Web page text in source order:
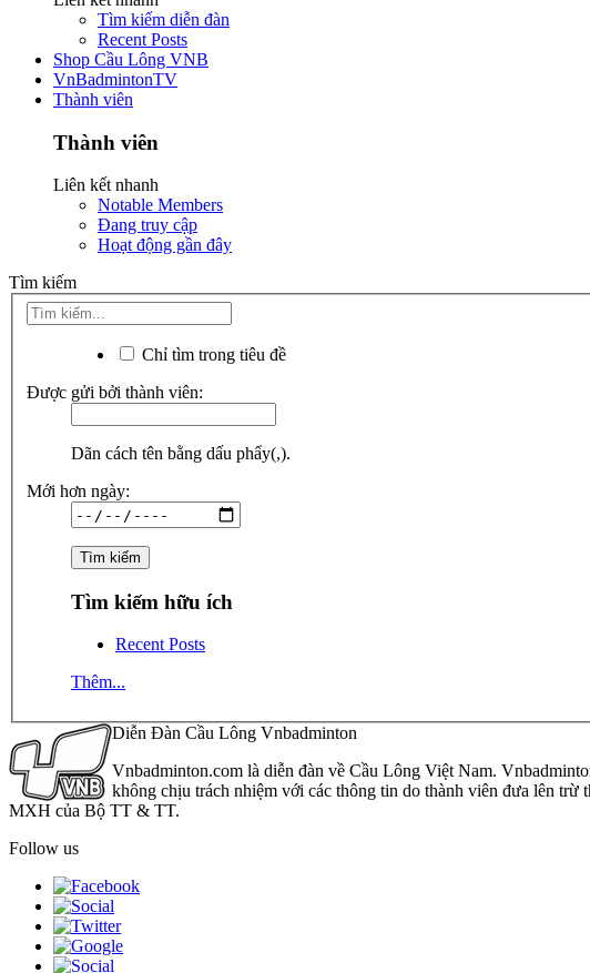
Tìm kiếm diễn đàn
Recent Posts
Shop Cầu Lông VNB
VnBadmintonTV
Thành viên
Thành viên
Liên kết nhanh
Notable Members
Đang truy cập
Hoạt động gần đây
Tìm kiếm
Chỉ tìm trong tiêu đề
Được gửi bởi thành viên:
Dãn cách tên bằng dấu phẩy(,).
Mới hơn ngày:
Tìm kiếm hữu ích
Recent Posts
Thêm...
Diễn Đàn Cầu Lông Vnbadminton
Vnbadminton.com là diễn đàn về Cầu Lông Việt Nam.
không chịu trách nhiệm với các thông tin do thành viên đưa lên trừ
MXH của Bộ TT & TT.
Follow us